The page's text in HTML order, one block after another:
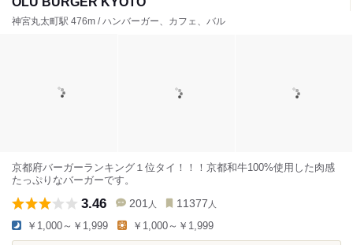
神宮丸太町駅 476m / ハンバーガー、カフェ、バル
京都府バーガーランキング１位タイ！！！京都和牛100%使用した肉感
たっぷりなバーガーです。
3.46 201 人 11377 人
￥1,000～￥1,999 ￥1,000～￥1,999